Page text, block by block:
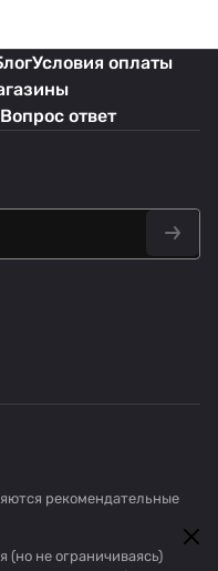
Условия оплаты
Вопрос ответ
рекомендательные
(но не ограничиваясь)